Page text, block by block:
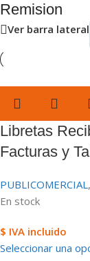
Remision
Ver barra lateral
Libretas
Facturas y
PUBLICOMERCIAL,
En stock
$ IVA incluido
Seleccionar una